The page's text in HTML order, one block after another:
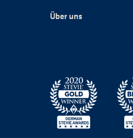
Über uns